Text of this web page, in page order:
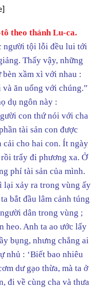
theo thánh Lu-ca.
người tội lỗi đều lui tới
Thấy vậy, những
bèn xầm xì với nhau :
ăn uống với chúng.”
dụ ngôn này :
con thứ nói với cha
tài sản con được
cải cho hai con. Ít ngày
trẩy đi phương xa. Ở
phí tài sản của mình.
lại xảy ra trong vùng ấy
bắt đầu lâm cảnh túng
dân trong vùng ;
heo. Anh ta ao ước lấy
bụng, nhưng chẳng ai
nhủ : ‘Biết bao nhiêu
dư gạo thừa, mà ta ở
đi về cùng cha và thưa